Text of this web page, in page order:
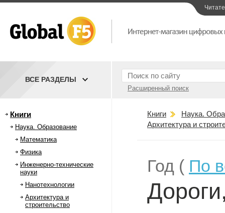
Расширенный поиск
ВСЕ РАЗДЕЛЫ
Книги
Наука. Образование
Математика
Физика
Инженерно-технические
науки
Нанотехнологии
Архитектура и
строительство
Книги
Наука.
Архитектура и
Год ( По